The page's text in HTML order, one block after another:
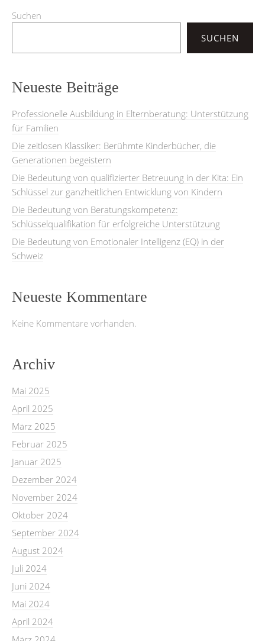
Suchen
SUCHEN
Neueste Beiträge
Professionelle Ausbildung in Elternberatung: Unterstützung
für Familien
Die zeitlosen Klassiker: Berühmte Kinderbücher, die
Generationen begeistern
Die Bedeutung von qualifizierter Betreuung in der Kita: Ein
Schlüssel zur ganzheitlichen Entwicklung von Kindern
Die Bedeutung von Beratungskompetenz:
Schlüsselqualifikation für erfolgreiche Unterstützung
Die Bedeutung von Emotionaler Intelligenz (EQ) in der
Schweiz
Neueste Kommentare
Keine Kommentare vorhanden.
Archiv
Mai 2025
April 2025
März 2025
Februar 2025
Januar 2025
Dezember 2024
November 2024
Oktober 2024
September 2024
August 2024
Juli 2024
Juni 2024
Mai 2024
April 2024